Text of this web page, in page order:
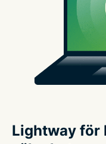
Lightway för